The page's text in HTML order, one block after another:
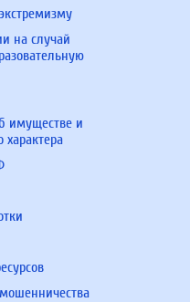
на случай
имуществе и
характера